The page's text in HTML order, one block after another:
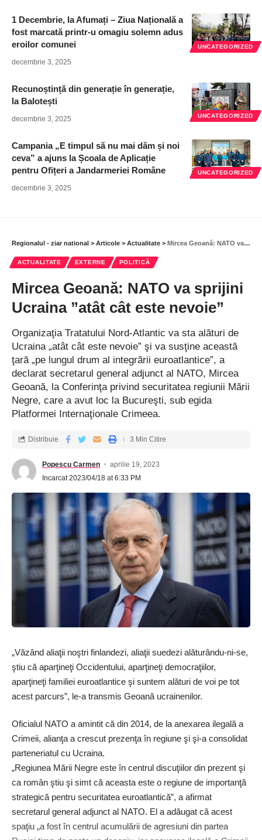
UNCATEGORIZED
1 Decembrie, la Afumați – Ziua Națională a
fost marcată printr-u omagiu solemn adus
eroilor comunei
decembrie 3, 2025
UNCATEGORIZED
Recunoștință din generație în generație,
la Balotești
decembrie 3, 2025
UNCATEGORIZED
Campania „E timpul să nu mai dăm și noi
ceva” a ajuns la Școala de Aplicație
pentru Ofițeri a Jandarmeriei Române
decembrie 3, 2025
Regionalul - ziar national > Articole > Actualitate > Mircea Geoană: NATO va sprijini Ucraina ”atât cât este nevoie”
ACTUALITATE EXTERNE POLITICĂ
Mircea Geoană: NATO va sprijini
Ucraina ”atât cât este nevoie”
Organizaţia Tratatului Nord-Atlantic va sta alături de
Ucraina „atât cât este nevoie” şi va susţine această
ţară „pe lungul drum al integrării euroatlantice”, a
declarat secretarul general adjunct al NATO, Mircea
Geoană, la Conferinţa privind securitatea regiunii Mării
Negre, care a avut loc la Bucureşti, sub egida
Platformei Internaţionale Crimeea.
Popescu Carmen
aprilie 19, 2023
Incarcat 2023/04/18 at 6:33 PM
Distribuie 3 Min Citire
„Văzând aliaţii noştri finlandezi, aliaţii suedezi alăturându-ni-se,
ştiu că aparţineţi Occidentului, aparţineţi democraţiilor,
aparţineţi familiei euroatlantice şi suntem alături de voi pe tot
acest parcurs”, le-a transmis Geoană ucrainenilor.
Oficialul NATO a amintit că din 2014, de la anexarea ilegală a
Crimeii, alianţa a crescut prezenţa în regiune şi şi-a consolidat
parteneriatul cu Ucraina.
„Regiunea Mării Negre este în centrul discuţiilor din prezent şi
ca român ştiu şi simt că aceasta este o regiune de importanţă
strategică pentru securitatea euroatlantică”, a afirmat
secretarul general adjunct al NATO. El a adăugat că acest
spaţiu „a fost în centrul acumulării de agresiuni din partea